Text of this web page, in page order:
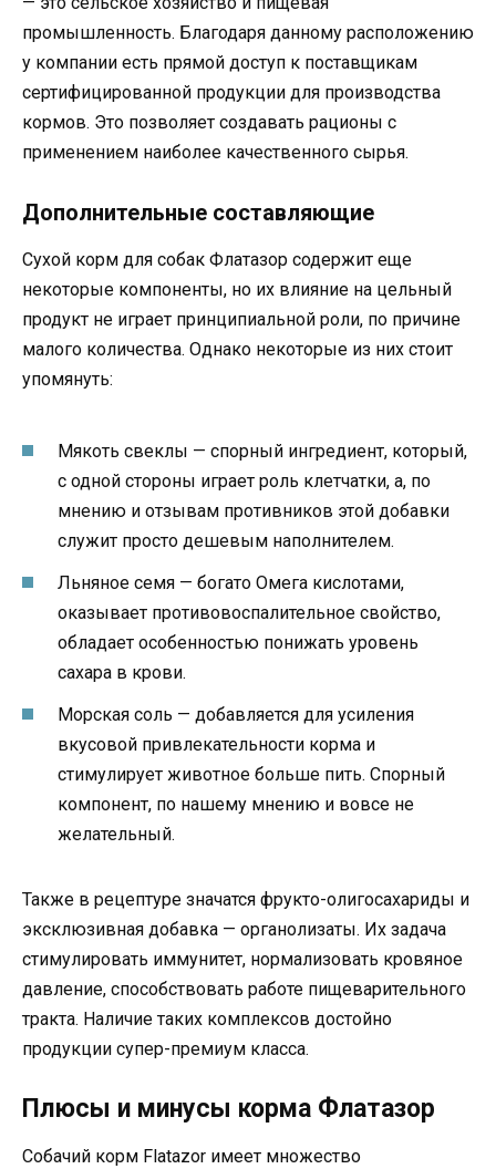
промышленность. Благодаря данному расположению
у компании есть прямой доступ к поставщикам
сертифицированной продукции для производства
кормов. Это позволяет создавать рационы с
применением наиболее качественного сырья.
Дополнительные составляющие
Сухой корм для собак Флатазор содержит еще
некоторые компоненты, но их влияние на цельный
продукт не играет принципиальной роли, по причине
малого количества. Однако некоторые из них стоит
упомянуть:
Мякоть свеклы — спорный ингредиент, который,
с одной стороны играет роль клетчатки, а, по
мнению и отзывам противников этой добавки
служит просто дешевым наполнителем.
Льняное семя — богато Омега кислотами,
оказывает противовоспалительное свойство,
обладает особенностью понижать уровень
сахара в крови.
Морская соль — добавляется для усиления
вкусовой привлекательности корма и
стимулирует животное больше пить. Спорный
компонент, по нашему мнению и вовсе не
желательный.
Также в рецептуре значатся фрукто-олигосахариды и
эксклюзивная добавка — органолизаты. Их задача
стимулировать иммунитет, нормализовать кровяное
давление, способствовать работе пищеварительного
тракта. Наличие таких комплексов достойно
продукции супер-премиум класса.
Плюсы и минусы корма Флатазор
Собачий корм Flatazor имеет множество